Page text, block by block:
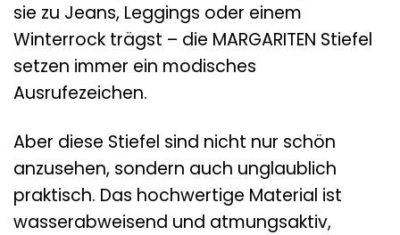
sie zu Jeans, Leggings oder einem
Winterrock trägst – die MARGARITEN Stiefel
setzen immer ein modisches
Ausrufezeichen.
Aber diese Stiefel sind nicht nur schön
anzusehen, sondern auch unglaublich
praktisch. Das hochwertige Material ist
wasserabweisend und atmungsaktiv,